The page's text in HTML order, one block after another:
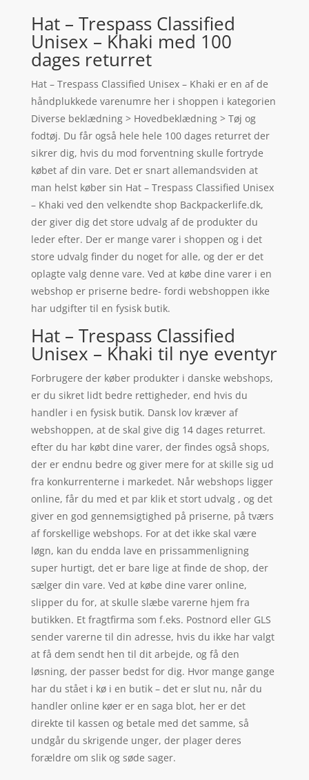
Hat – Trespass Classified
Unisex – Khaki med 100
dages returret
Hat – Trespass Classified Unisex – Khaki er en af de
håndplukkede varenumre her i shoppen i kategorien
Diverse beklædning > Hovedbeklædning > Tøj og
fodtøj. Du får også hele hele 100 dages returret der
sikrer dig, hvis du mod forventning skulle fortryde
købet af din vare. Det er snart allemandsviden at
man helst køber sin Hat – Trespass Classified Unisex
– Khaki ved den velkendte shop Backpackerlife.dk,
der giver dig det store udvalg af de produkter du
leder efter. Der er mange varer i shoppen og i det
store udvalg finder du noget for alle, og der er det
oplagte valg denne vare. Ved at købe dine varer i en
webshop er priserne bedre- fordi webshoppen ikke
har udgifter til en fysisk butik.
Hat – Trespass Classified
Unisex – Khaki til nye eventyr
Forbrugere der køber produkter i danske webshops,
er du sikret lidt bedre rettigheder, end hvis du
handler i en fysisk butik. Dansk lov kræver af
webshoppen, at de skal give dig 14 dages returret.
efter du har købt dine varer, der findes også shops,
der er endnu bedre og giver mere for at skille sig ud
fra konkurrenterne i markedet. Når webshops ligger
online, får du med et par klik et stort udvalg , og det
giver en god gennemsigtighed på priserne, på tværs
af forskellige webshops. For at det ikke skal være
løgn, kan du endda lave en prissammenligning
super hurtigt, det er bare lige at finde de shop, der
sælger din vare. Ved at købe dine varer online,
slipper du for, at skulle slæbe varerne hjem fra
butikken. Et fragtfirma som f.eks. Postnord eller GLS
sender varerne til din adresse, hvis du ikke har valgt
at få dem sendt hen til dit arbejde, og få den
løsning, der passer bedst for dig. Hvor mange gange
har du stået i kø i en butik – det er slut nu, når du
handler online køer er en saga blot, her er det
direkte til kassen og betale med det samme, så
undgår du skrigende unger, der plager deres
forældre om slik og søde sager.